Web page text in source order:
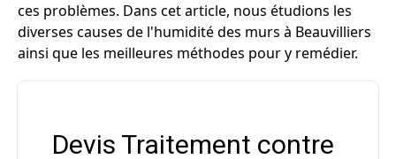
ces problèmes. Dans cet article, nous étudions les
diverses causes de l'humidité des murs à Beauvilliers
ainsi que les meilleures méthodes pour y remédier.
Devis Traitement contre